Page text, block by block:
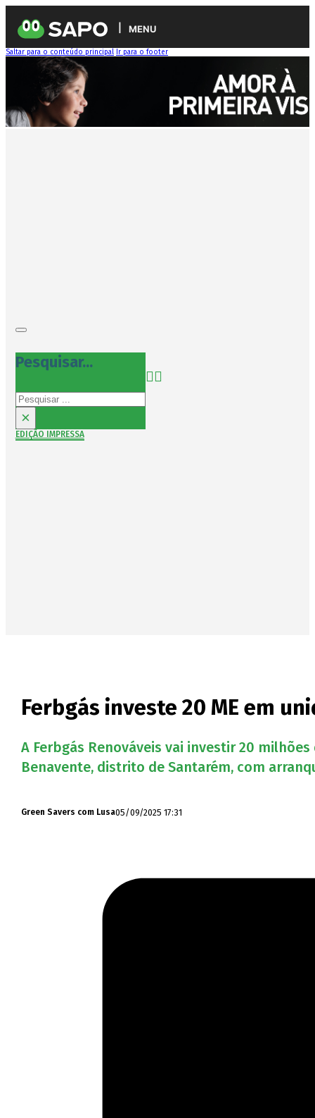
MENU
Saltar para o conteúdo principal Ir para o footer
Pesquisar...
Pesquisar
×
EDIÇÃO IMPRESSA
Ferbgás investe 20 ME em
A Ferbgás Renováveis vai investir 20
Benavente, distrito de Santarém, com
Green Savers com Lusa05/09/2025 17:31